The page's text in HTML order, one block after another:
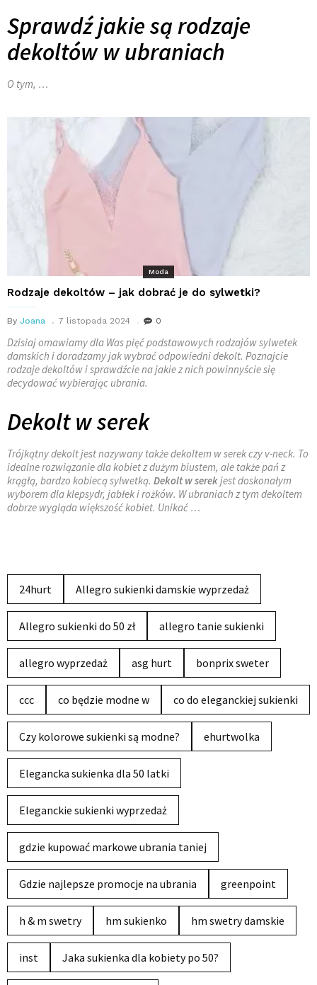
Sprawdź jakie są rodzaje
dekoltów w ubraniach
O tym, …
Moda
Rodzaje dekoltów – jak dobrać je do sylwetki?
By Joana 7 listopada 2024 0
Dzisiaj omawiamy dla Was pięć podstawowych rodzajów sylwetek
damskich i doradzamy jak wybrać odpowiedni dekolt. Poznajcie
rodzaje dekoltów i sprawdźcie na jakie z nich powinnyście się
decydować wybierając ubrania.
Dekolt w serek
Trójkątny dekolt jest nazywany także dekoltem w serek czy v-neck. To
idealne rozwiązanie dla kobiet z dużym biustem, ale także pań z
krągłą, bardzo kobiecą sylwetką. Dekolt w serekjest doskonałym
wyborem dla klepsydr, jabłek i rożków. W ubraniach z tym dekoltem
dobrze wygląda większość kobiet. Unikać …
24hurt Allegro sukienki damskie wyprzedaż
Allegro sukienki do 50 zł allegro tanie sukienki
allegro wyprzedaż asg hurt bonprix sweter
ccc co będzie modne w co do eleganckiej sukienki
Czy kolorowe sukienki są modne? ehurtwolka
Elegancka sukienka dla 50 latki
Eleganckie sukienki wyprzedaż
gdzie kupować markowe ubrania taniej
Gdzie najlepsze promocje na ubrania greenpoint
h & m swetry hm sukienko hm swetry damskie
inst Jaka sukienka dla kobiety po 50?